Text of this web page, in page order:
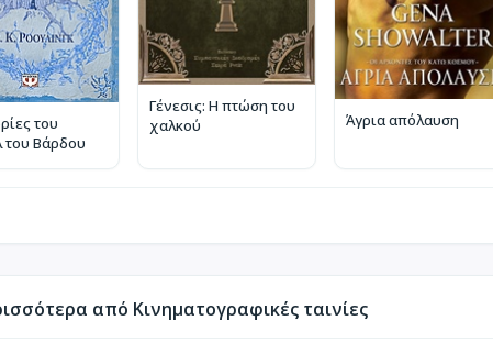
του
του Βάρδου
Γένεσις: Η πτώση του
χαλκού
Άγρια απόλαυση
από Κινηματογραφικές ταινίες